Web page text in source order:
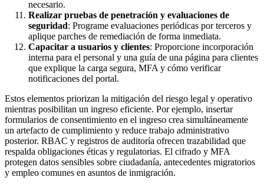
necesario.
Realizar pruebas de penetración y evaluaciones de
seguridad: Programe evaluaciones periódicas por terceros y
aplique parches de remediación de forma inmediata.
Capacitar a usuarios y clientes: Proporcione incorporación
interna para el personal y una guía de una página para clientes
que explique la carga segura, MFA y cómo verificar
notificaciones del portal.
Estos elementos priorizan la mitigación del riesgo legal y operativo
mientras posibilitan un ingreso eficiente. Por ejemplo, insertar
formularios de consentimiento en el ingreso crea simultáneamente
un artefacto de cumplimiento y reduce trabajo administrativo
posterior. RBAC y registros de auditoría ofrecen trazabilidad que
respalda obligaciones éticas y regulatorias. El cifrado y MFA
protegen datos sensibles sobre ciudadanía, antecedentes migratorios
y empleo comunes en asuntos de inmigración.